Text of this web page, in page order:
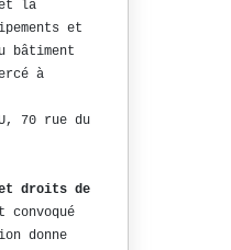
la
et
bâtiment
à
70 rue du
et droits de
donne